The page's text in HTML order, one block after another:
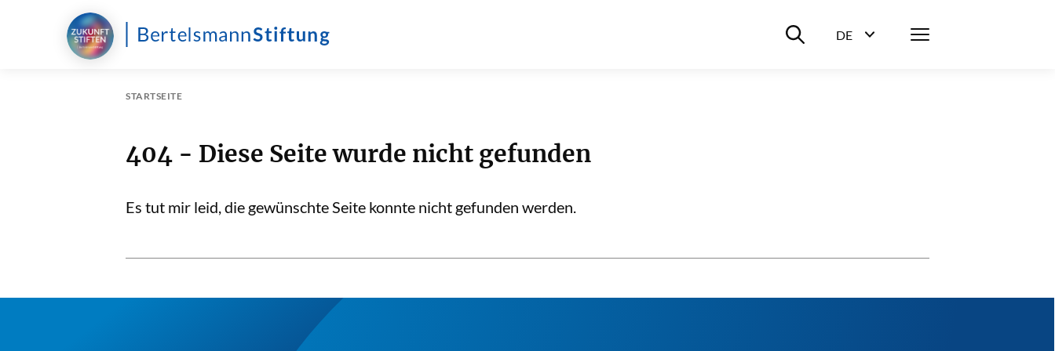
Suche ein-/ausblenden
DE
Menü
STARTSEITE
404 - Diese Seite wurde nicht gefunden
Es tut mir leid, die gewünschte Seite konnte nicht gefunden werden.